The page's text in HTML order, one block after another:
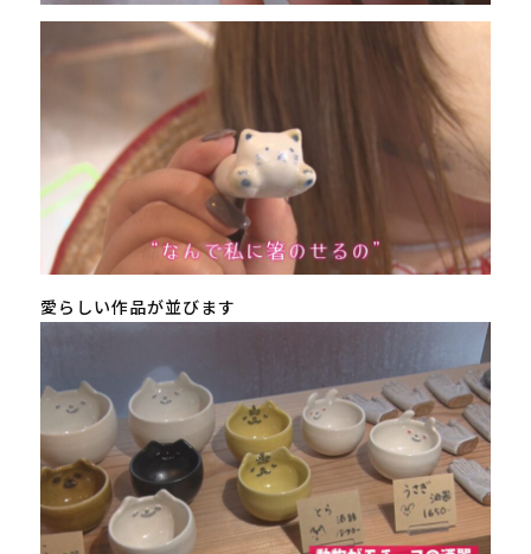
愛らしい作品が並びます